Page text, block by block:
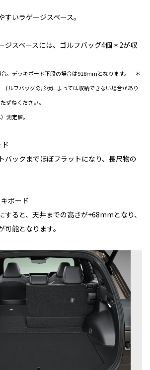
いラゲージスペース。
ジスペースには、ゴルフバッグ4個＊2が収
合。デッキボード下段の場合は918mmとなります。 ＊
ゴルフバッグの形状によっては収納できない場合があり
ずねください。
測定値。
バックまでほぼフラットになり、長尺物の
ボード
すると、天井までの高さが+68mmとなり、
能となります。